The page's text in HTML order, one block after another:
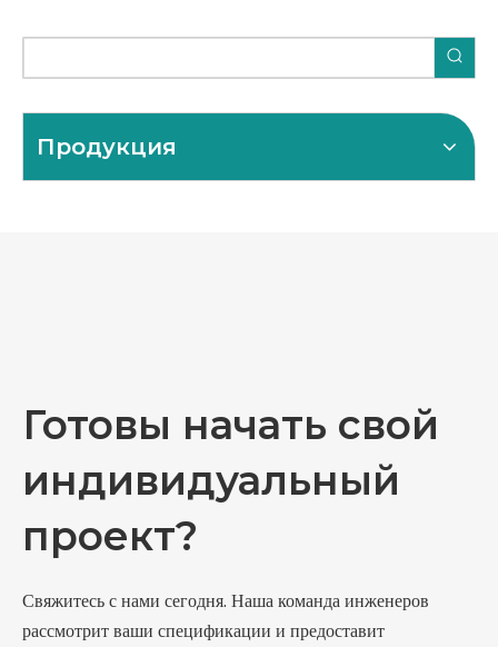
Продукция
Готовы начать свой
индивидуальный
проект?
Свяжитесь с нами сегодня. Наша команда инженеров
рассмотрит ваши спецификации и предоставит